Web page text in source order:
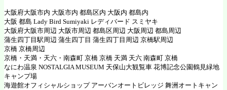
大阪府大阪市内 大阪市内 都島区内 大阪内 都島内
大阪 都島 Lady Bird Sumiyaki レディバード スミヤキ
大阪府大阪市周辺 大阪市周辺 都島区周辺 大阪周辺 都島周辺
蒲生四丁目駅周辺 蒲生四丁目 蒲生四丁目周辺 京橋駅周辺
京橋 京橋周辺
京橋・天満・天六・南森町 京橋 京橋 天満 天六 南森町 京橋
なにわ温泉 NOSTALGIA MUSEUM 天保山大観覧車 花博記念公園鶴見緑地
キャンプ場
海遊館オフィシャルショップ アーバンオートビレッジ 舞洲オートキャン